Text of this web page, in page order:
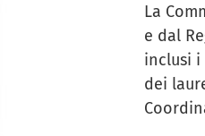
La
e dal
inclusi i
dei